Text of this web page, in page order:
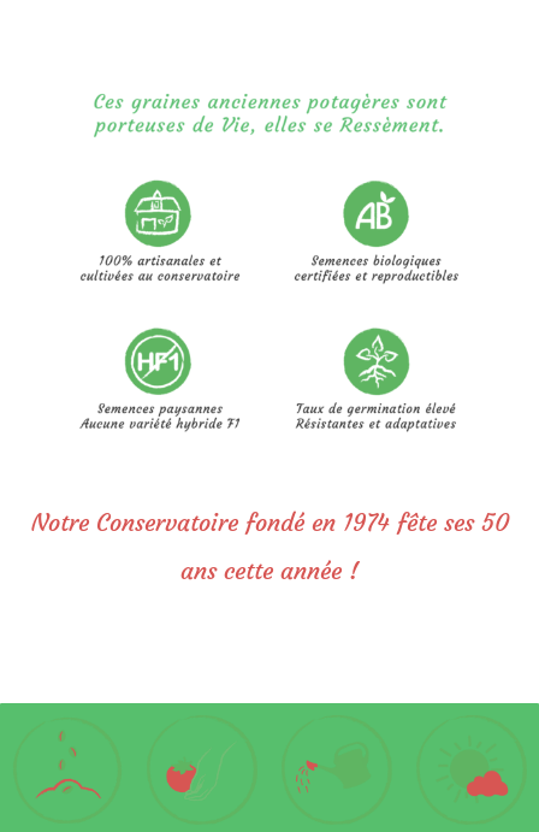
Notre Conservatoire fondé en 1974 fête ses 50
ans cette année !